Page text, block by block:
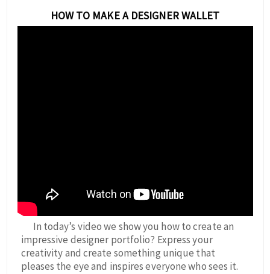
HOW TO MAKE A DESIGNER WALLET
In today’s video we show you how to create an
impressive designer portfolio? Express your
creativity and create something unique that
pleases the eye and inspires everyone who sees it.